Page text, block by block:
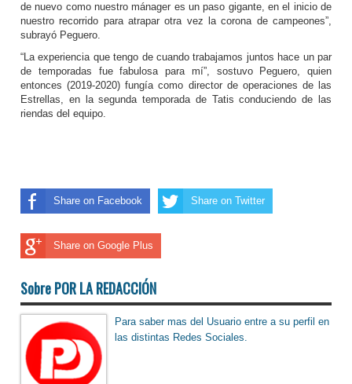
de nuevo como nuestro mánager es un paso gigante, en el inicio de
nuestro recorrido para atrapar otra vez la corona de campeones”,
subrayó Peguero.
“La experiencia que tengo de cuando trabajamos juntos hace un par
de temporadas fue fabulosa para mí”, sostuvo Peguero, quien
entonces (2019-2020) fungía como director de operaciones de las
Estrellas, en la segunda temporada de Tatis conduciendo de las
riendas del equipo.
Share on Facebook Share on Twitter
Share on Google Plus
Sobre POR LA REDACCIÓN
Para saber mas del Usuario entre a su perfil en
las distintas Redes Sociales.